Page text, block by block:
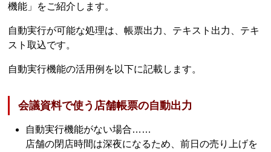
機能」をご紹介します。
自動実行が可能な処理は、帳票出力、テキスト出力、テキ
スト取込です。
自動実行機能の活用例を以下に記載します。
会議資料で使う店舗帳票の自動出力
自動実行機能がない場合……
店舗の閉店時間は深夜になるため、前日の売り上げを